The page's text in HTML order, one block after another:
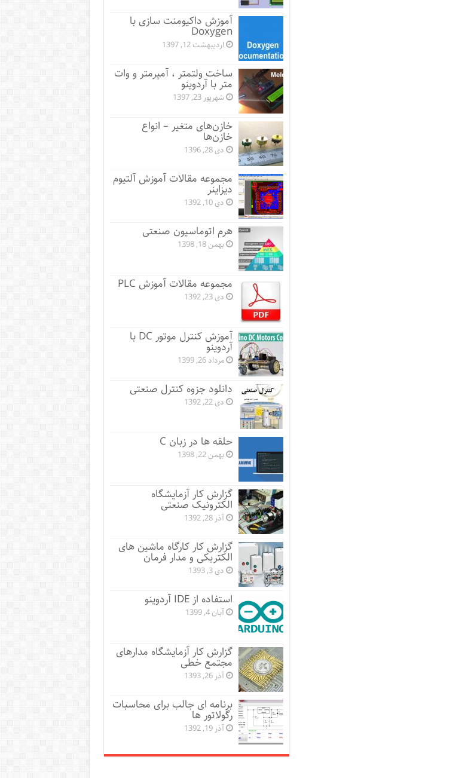
آموزش داکیومنت سازی با
Doxygen
اردیبهشت 12, 1397
ساخت ولتمتر ، آمپرمتر و وات
متر با آردوینو
شهریور 23, 1397
خازن‌های متغیر – انواع
خازن‌ها
دی 28, 1396
مجموعه مقالات آموزش آلتیوم
دیزاینر
دی 10, 1392
هرم اتوماسیون صنعتی
بهمن 18, 1398
مجموعه مقالات آموزش PLC
دی 23, 1392
آموزش کنترل موتور DC با
آردوینو
مرداد 26, 1399
دانلود جزوه کنترل صنعتی
دی 22, 1392
حلقه ها در زبان C
بهمن 22, 1398
گزارش کار آزمایشگاه
الکترونیک صنعتی
آذر 28, 1392
گزارش کار کارگاه ماشین های
الکتریکی و مدار فرمان
دی 3, 1393
استفاده از IDE آردوینو
آبان 4, 1399
گزارش کار آزمایشگاه مدارهای
مجتمع خطی
آذر 26, 1393
برنامه ای جالب برای محاسبات
رگولاتور ها
آذر 19, 1392